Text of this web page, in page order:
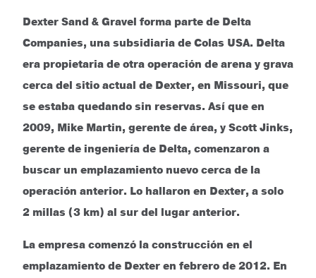
Dexter Sand & Gravel forma parte de Delta
Companies, una subsidiaria de Colas USA. Delta
era propietaria de otra operación de arena y grava
cerca del sitio actual de Dexter, en Missouri, que
se estaba quedando sin reservas. Así que en
2009, Mike Martin, gerente de área, y Scott Jinks,
gerente de ingeniería de Delta, comenzaron a
buscar un emplazamiento nuevo cerca de la
operación anterior. Lo hallaron en Dexter, a solo
2 millas (3 km) al sur del lugar anterior.
La empresa comenzó la construcción en el
emplazamiento de Dexter en febrero de 2012. En